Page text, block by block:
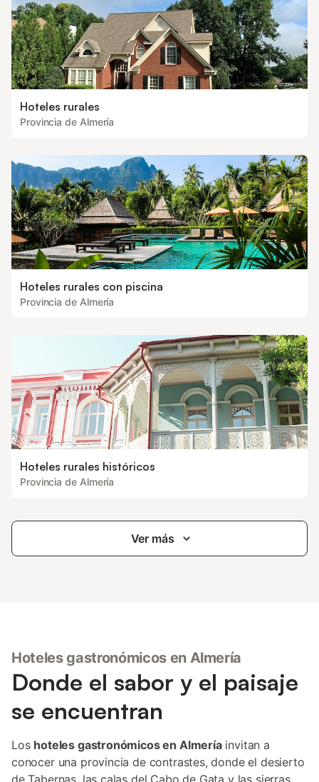
Hoteles rurales
Provincia de Almería
Hoteles rurales con piscina
Provincia de Almería
Hoteles rurales históricos
Provincia de Almería
Ver más
Hoteles gastronómicos en Almería
Donde el sabor y el paisaje
se encuentran
Los hoteles gastronómicos en Almeríainvitan a
conocer una provincia de contrastes, donde el desierto
de Tabernas, las calas del Cabo de Gata y las sierras